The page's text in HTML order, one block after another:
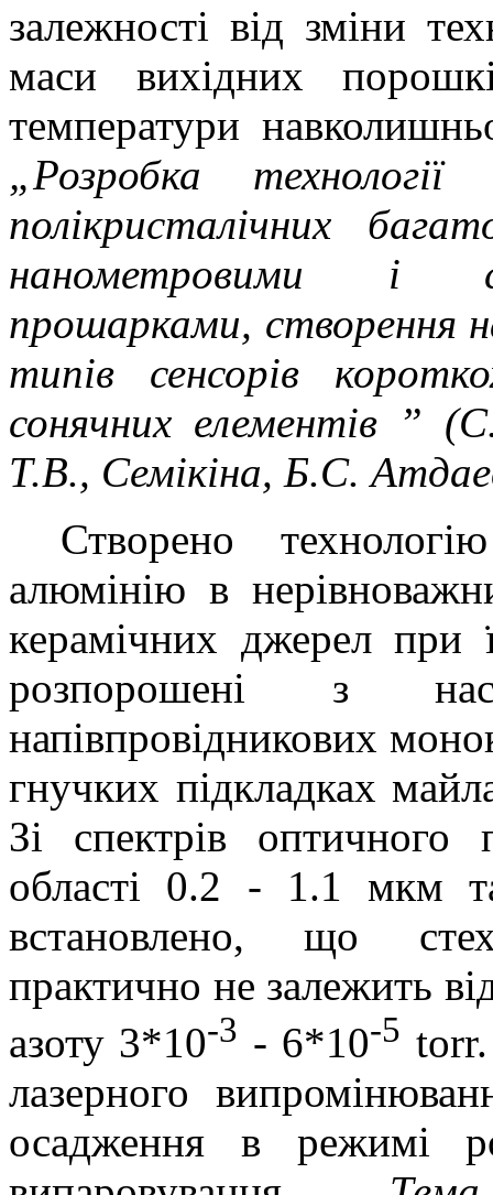
залежності від зміни
маси вихідних
температури
„Розробка технології
полікристалічних
нанометровими і
прошарками, створення
типів сенсорів
сонячних елементів ”
Т.В., Семікіна, Б.С.
Створено
алюмінію в
керамічних джерел при
розпорошені з
напівпровідникових
гнучких підкладках
Зі спектрів оптичного
області 0.2 - 1.1 мкм та
встановлено, що
практично не залежить
азоту 3*10-3 - 6*10-5 torr
лазерного
осадження в режимі